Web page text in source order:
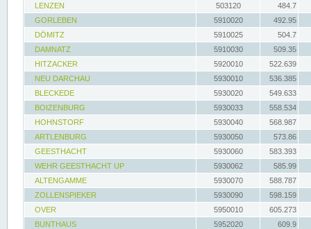
LENZEN
503120
484.7
GORLEBEN
5910020
492.95
DÖMITZ
5910025
504.7
DAMNATZ
5910030
509.35
HITZACKER
5920010
522.639
NEU DARCHAU
5930010
536.385
BLECKEDE
5930020
549.633
BOIZENBURG
5930033
558.534
HOHNSTORF
5930040
568.987
ARTLENBURG
5930050
573.86
GEESTHACHT
5930060
583.393
WEHR GEESTHACHT UP
5930062
585.99
ALTENGAMME
5930070
588.787
ZOLLENSPIEKER
5930090
598.159
OVER
5950010
605.273
BUNTHAUS
5952020
609.9